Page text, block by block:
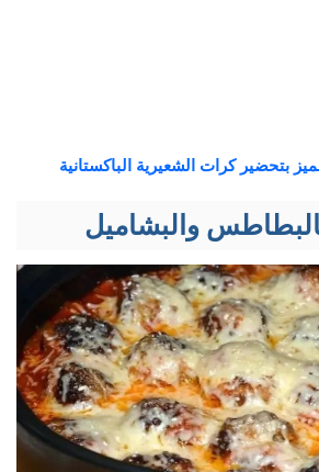
بتحضير كرات الشعيرية الباكستانية
والبشاميل